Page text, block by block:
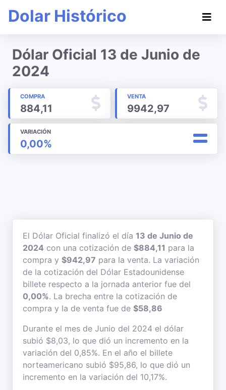
Dolar Histórico
Dólar Oficial 13 de Junio de
2024
COMPRA
884,11
VENTA
9942,97
VARIACIÓN
0,00%
El Dólar Oficial finalizó el día 13 de Junio de
2024 con una cotización de $884,11 para la
compra y $942,97 para la venta. La variación
de la cotización del Dólar Estadounidense
billete respecto a la jornada anterior fue del
0,00%. La brecha entre la cotización de
compra y la de venta fue de $58,86
Durante el mes de Junio del 2024 el dólar
subió $8,03, lo que dió un incremento en la
variación del 0,85%. En el año el billete
norteamericano subió $95,86, lo que dió un
incremento en la variación del 10,17%.